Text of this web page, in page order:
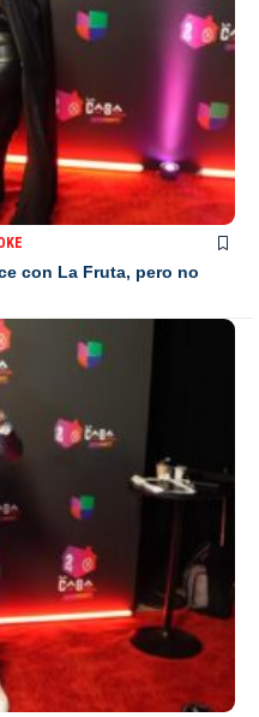
con La Fruta, pero no